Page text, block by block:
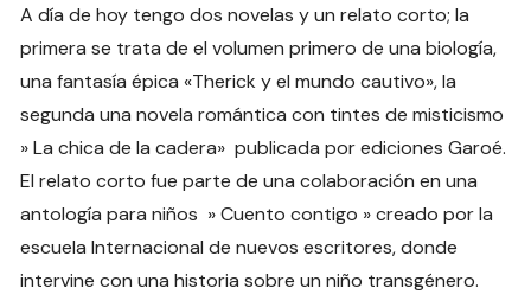
A día de hoy tengo dos novelas y un relato corto; la
primera se trata de el volumen primero de una biología,
una fantasía épica «Therick y el mundo cautivo», la
segunda una novela romántica con tintes de misticismo
» La chica de la cadera» publicada por ediciones Garoé.
El relato corto fue parte de una colaboración en una
antología para niños » Cuento contigo » creado por la
escuela Internacional de nuevos escritores, donde
intervine con una historia sobre un niño transgénero.